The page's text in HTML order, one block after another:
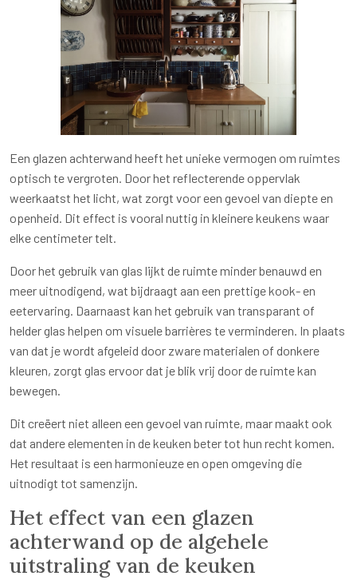
Een glazen achterwand heeft het unieke vermogen om ruimtes
optisch te vergroten. Door het reflecterende oppervlak
weerkaatst het licht, wat zorgt voor een gevoel van diepte en
openheid. Dit effect is vooral nuttig in kleinere keukens waar
elke centimeter telt.
Door het gebruik van glas lijkt de ruimte minder benauwd en
meer uitnodigend, wat bijdraagt aan een prettige kook- en
eetervaring. Daarnaast kan het gebruik van transparant of
helder glas helpen om visuele barrières te verminderen. In plaats
van dat je wordt afgeleid door zware materialen of donkere
kleuren, zorgt glas ervoor dat je blik vrij door de ruimte kan
bewegen.
Dit creëert niet alleen een gevoel van ruimte, maar maakt ook
dat andere elementen in de keuken beter tot hun recht komen.
Het resultaat is een harmonieuze en open omgeving die
uitnodigt tot samenzijn.
Het effect van een glazen
achterwand op de algehele
uitstraling van de keuken